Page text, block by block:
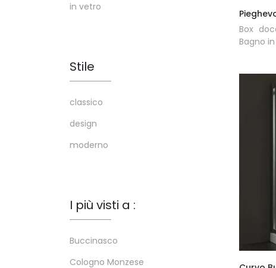
Box
Bagno
in vetro
Stile
classico
design
moderno
I più visti a :
Buccinasco
Cologno Monzese